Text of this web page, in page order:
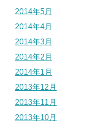
2014年5月
2014年4月
2014年3月
2014年2月
2014年1月
2013年12月
2013年11月
2013年10月